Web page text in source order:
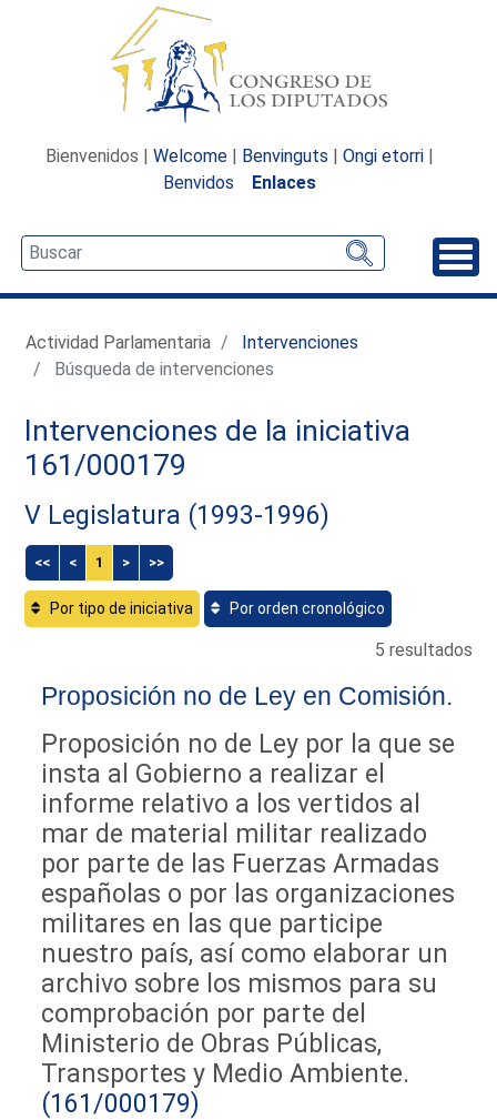
Bienvenidos | Welcome | Benvinguts | Ongi etorri |
Benvidos
Enlaces
Actividad Parlamentaria
Intervenciones
Búsqueda de intervenciones
Intervenciones de la iniciativa
161/000179
V Legislatura (1993-1996)
<< < 1 > >>
Por tipo de iniciativa Por orden cronológico
5 resultados
Proposición no de Ley en Comisión.
Proposición no de Ley por la que se
insta al Gobierno a realizar el
informe relativo a los vertidos al
mar de material militar realizado
por parte de las Fuerzas Armadas
españolas o por las organizaciones
militares en las que participe
nuestro país, así como elaborar un
archivo sobre los mismos para su
comprobación por parte del
Ministerio de Obras Públicas,
Transportes y Medio Ambiente.
(161/000179)